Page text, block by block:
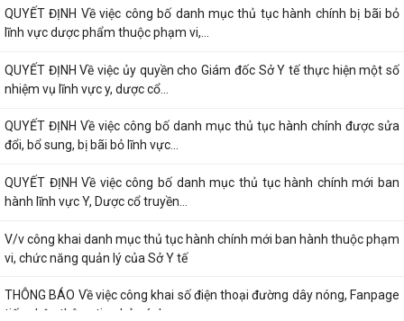
QUYẾT ĐỊNH Về việc ủy quyền cho Giám đốc Sở Y tế thực hiện một số
nhiệm vụ lĩnh vực y, dược cổ...
QUYẾT ĐỊNH Về việc công bố danh mục thủ tục hành chính được sửa
đổi, bổ sung, bị bãi bỏ lĩnh vực...
QUYẾT ĐỊNH Về việc công bố danh mục thủ tục hành chính mới ban
hành lĩnh vực Y, Dược cổ truyền...
V/v công khai danh mục thủ tục hành chính mới ban hành thuộc phạm
vi, chức năng quản lý của Sở Y tế
THÔNG BÁO Về việc công khai số điện thoại đường dây nóng, Fanpage
tiếp nhận thông tin phản ánh,...
QUYẾT ĐỊNH Về việc công bố danh mục thủ tục hành chính mới ban